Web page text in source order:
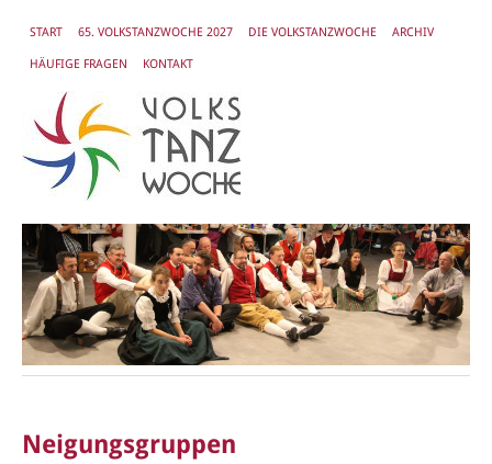
START 65. VOLKSTANZWOCHE 2027 DIE VOLKSTANZWOCHE ARCHIV
HÄUFIGE FRAGEN KONTAKT
Neigungsgruppen